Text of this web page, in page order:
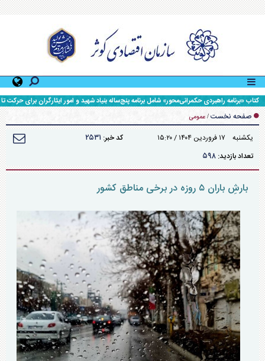
کتاب «برنامه راهبردی حکمرانی‌محور» شامل برنامه پنج‌ساله بنیاد شهید و امور ایثارگران برای حرکت تا
افق ۱۴۱۰، رونمایی شد.صفحه نخست / عمومی
يکشنبه ۱۷ فروردين ۱۴۰۴ / ۱۵:۲۰ کد خبر: ۲۵۳۱
تعداد بازدید: ۵۹۸
بارشِ باران ۵ روزه در برخی مناطق کشور